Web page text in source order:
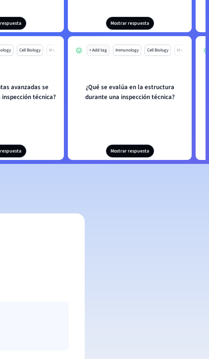
Mostrar respuesta
Cell Biology Mo
avanzadas se
técnica?
+ Add tag Immunology Cell Biology Mo
¿Qué se evalúa en la estructura
durante una inspección técnica?
Mostrar respuesta